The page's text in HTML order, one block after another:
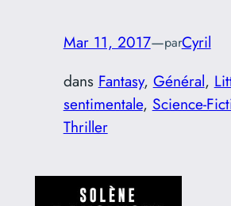
Mar 11, 2017—parCyril
dans Fantasy, Général,
sentimentale, Science-
Thriller